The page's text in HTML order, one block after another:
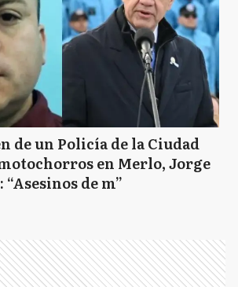
de un Policía de la Ciudad
en Merlo, Jorge
de m”